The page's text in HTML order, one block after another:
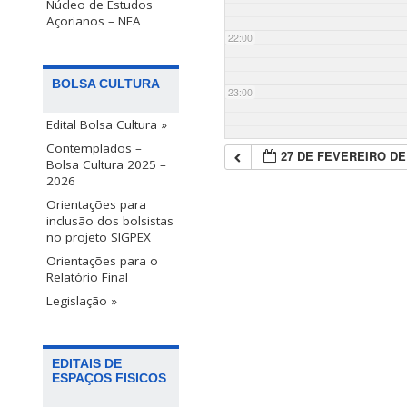
Núcleo de Estudos
Açorianos – NEA
BOLSA CULTURA
Edital Bolsa Cultura »
Contemplados –
Bolsa Cultura 2025 –
2026
Orientações para
inclusão dos bolsistas
no projeto SIGPEX
Orientações para o
Relatório Final
Legislação »
EDITAIS DE
ESPAÇOS FISICOS
22:00
23:00
27 DE FEVEREIRO